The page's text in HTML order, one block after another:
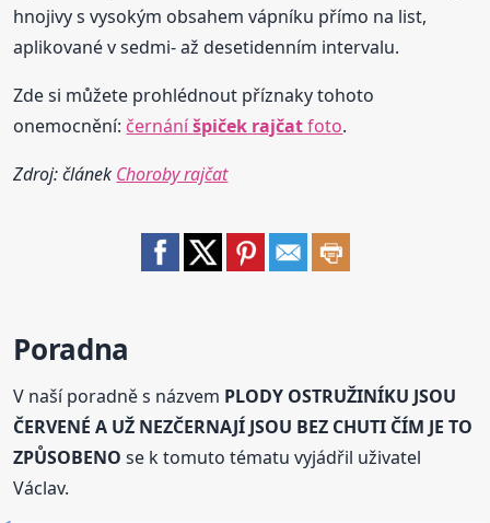
hnojivy s vysokým obsahem vápníku přímo na list,
aplikované v sedmi- až desetidenním intervalu.
Zde si můžete prohlédnout příznaky tohoto
onemocnění: černáníšpiček rajčatfoto.
Zdroj: článek Choroby rajčat
Poradna
V naší poradně s názvem PLODY OSTRUŽINÍKU JSOU
ČERVENÉ A UŽ NEZČERNAJÍ JSOU BEZ CHUTI ČÍM JE TO
ZPŮSOBENO se k tomuto tématu vyjádřil uživatel
Václav.